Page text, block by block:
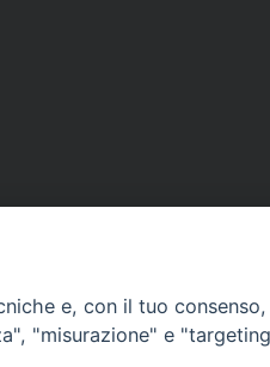
e, con il tuo
"misurazione" e